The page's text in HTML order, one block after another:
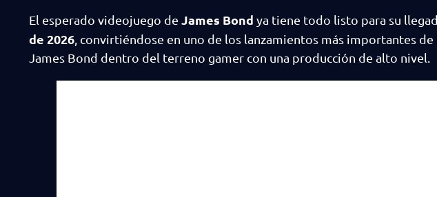
El esperado videojuego de James Bond ya tiene todo listo para su
de 2026 , convirtiéndose en uno de los lanzamientos más importantes
James Bond dentro del terreno gamer con una producción de alto nivel.